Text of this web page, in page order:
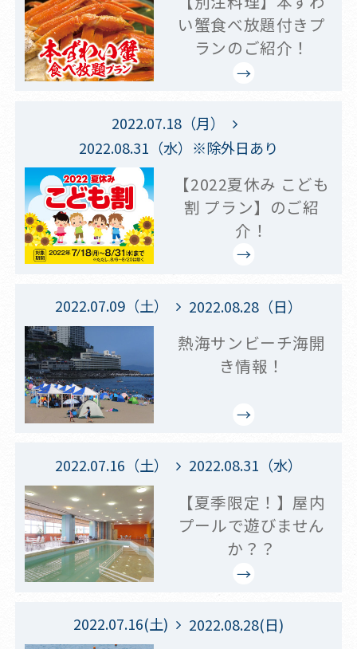
い蟹食べ放題付きプ
ランのご紹介！
2022.07.18（月）
2022.08.31（水）※除外日あり
【2022夏休み こども
割 プラン】のご紹
介！
2022.07.09（土） 2022.08.28（日）
熱海サンビーチ海開
き情報！
2022.07.16（土） 2022.08.31（水）
【夏季限定！】屋内
プールで遊びません
か？？
2022.07.16(土) 2022.08.28(日)